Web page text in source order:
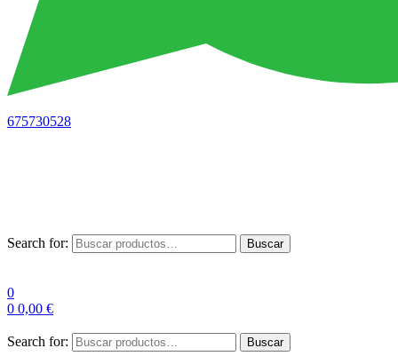
675730528
Search for: Buscar
0
0 0,00 €
Search for: Buscar